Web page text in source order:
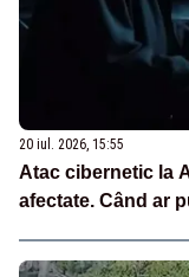
20 iul. 2026, 15:55
Atac cibernetic la
afectate. Când ar